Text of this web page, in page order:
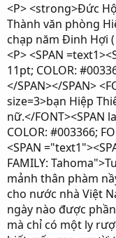
i
t
ạ
o
<P> <strong>Đức
Thành văn phòng
chạp năm Ðinh Hợi (
<P> <SPAN
11pt; COLOR:
</SPAN></SPAN>
size=3>bạn Hiệp
nữ.</FONT><SPAN
COLOR: #003366;
<SPAN
FAMILY:
mảnh thân phàm
cho nước nhà Việt
ngày nào được
mà chỉ có một ly